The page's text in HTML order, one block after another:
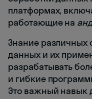
платформах,
работающие на
Знание различных
данных и их
разрабатывать
и гибкие
Это важный навык